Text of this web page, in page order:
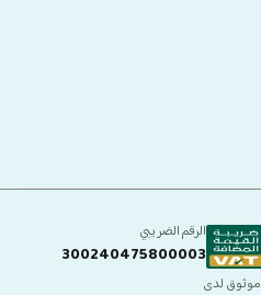
الرقم الضريبي
300240475800003
موثوق لدى